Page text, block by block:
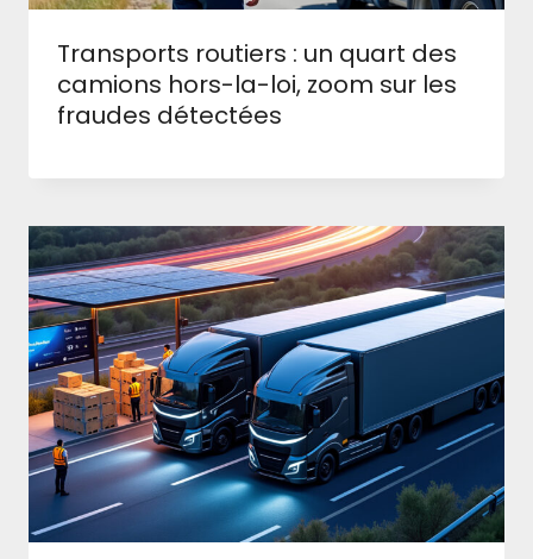
Transports routiers : un quart des
camions hors-la-loi, zoom sur les
fraudes détectées